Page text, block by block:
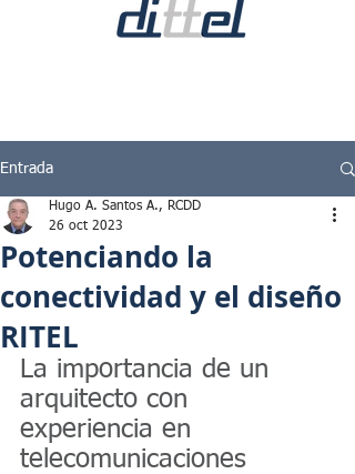
Entrada
Potenciando la
conectividad y el diseño
RITEL
Hugo A. Santos A., RCDD
26 oct 2023
La importancia de un
arquitecto con
experiencia en
telecomunicaciones